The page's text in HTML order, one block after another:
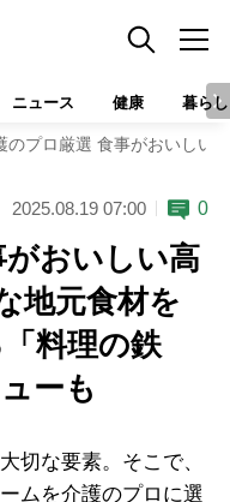
ニュース 健康 暮らし
のプロ厳選 食事がおいしい
2025.08.19 07:00 0
おいしい高
地元食材を
料理の鉄
ーも
切な要素。そこで、
ムを介護のプロに選